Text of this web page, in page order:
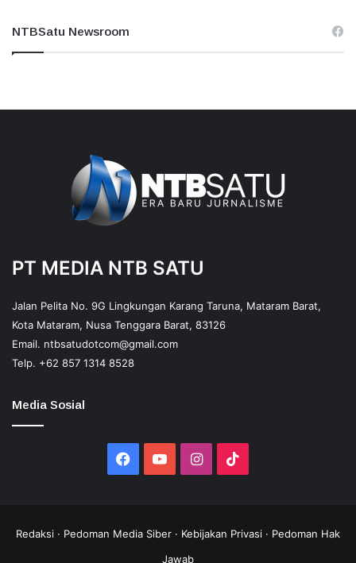
NTBSatu Newsroom
PT MEDIA NTB SATU
Jalan Pelita No. 9G Lingkungan Karang Taruna, Mataram Barat,
Kota Mataram, Nusa Tenggara Barat, 83126
Email. ntbsatudotcom@gmail.com
Telp. +62 857 1314 8528
Media Sosial
Facebook
YouTubeInstagram
Redaksi · Pedoman Media Siber · Kebijakan Privasi · Pedoman Hak
Jawab